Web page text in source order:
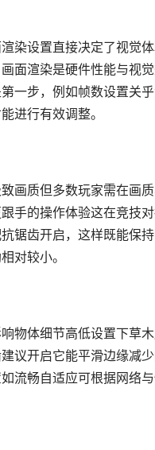
染设置直接决定了视觉
面渲染是硬件性能与视
一步，例如帧数设置关
进行有效调整。
画质但多数玩家需在画
手的操作体验这在竞技
锯齿开启，这样既能保
对较小。
物体细节高低设置下草
议开启它能平滑边缘减
流畅自适应可根据网络